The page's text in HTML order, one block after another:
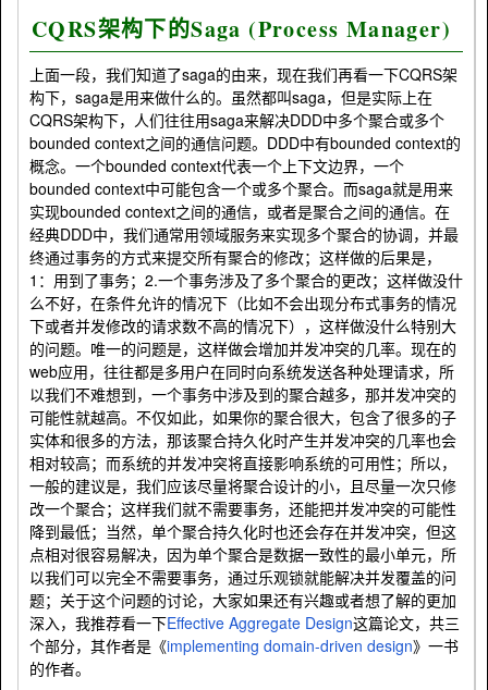
CQRS架构下的Saga (Process Manager)
上面一段，我们知道了saga的由来，现在我们再看一下CQRS架
构下，saga是用来做什么的。虽然都叫saga，但是实际上在
CQRS架构下，人们往往用saga来解决DDD中多个聚合或多个
bounded context之间的通信问题。DDD中有bounded context的
概念。一个bounded context代表一个上下文边界，一个
bounded context中可能包含一个或多个聚合。而saga就是用来
实现bounded context之间的通信，或者是聚合之间的通信。在
经典DDD中，我们通常用领域服务来实现多个聚合的协调，并最
终通过事务的方式来提交所有聚合的修改；这样做的后果是，
1：用到了事务；2.一个事务涉及了多个聚合的更改；这样做没什
么不好，在条件允许的情况下（比如不会出现分布式事务的情况
下或者并发修改的请求数不高的情况下），这样做没什么特别大
的问题。唯一的问题是，这样做会增加并发冲突的几率。现在的
web应用，往往都是多用户在同时向系统发送各种处理请求，所
以我们不难想到，一个事务中涉及到的聚合越多，那并发冲突的
可能性就越高。不仅如此，如果你的聚合很大，包含了很多的子
实体和很多的方法，那该聚合持久化时产生并发冲突的几率也会
相对较高；而系统的并发冲突将直接影响系统的可用性；所以，
一般的建议是，我们应该尽量将聚合设计的小，且尽量一次只修
改一个聚合；这样我们就不需要事务，还能把并发冲突的可能性
降到最低；当然，单个聚合持久化时也还会存在并发冲突，但这
点相对很容易解决，因为单个聚合是数据一致性的最小单元，所
以我们可以完全不需要事务，通过乐观锁就能解决并发覆盖的问
题；关于这个问题的讨论，大家如果还有兴趣或者想了解的更加
深入，我推荐看一下Effective Aggregate Design这篇论文，共三
个部分，其作者是《implementing domain-driven design》一书
的作者。